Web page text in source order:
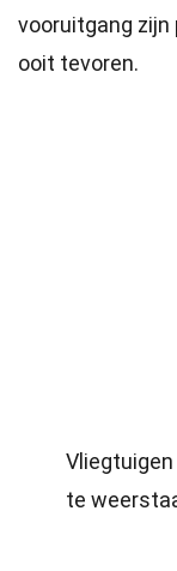
vooruitgang zijn
ooit tevoren.
te